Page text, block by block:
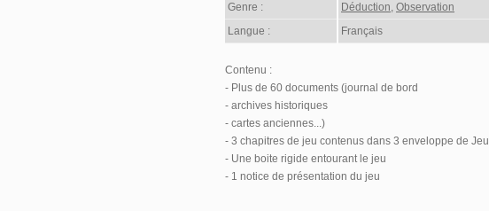
Genre :
Déduction, Observation
Langue :
Français
Contenu :
- Plus de 60 documents (journal de bord
- archives historiques
- cartes anciennes...)
- 3 chapitres de jeu contenus dans 3 enveloppe de Jeu
- Une boite rigide entourant le jeu
- 1 notice de présentation du jeu